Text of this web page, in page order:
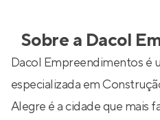
Sobre a Dacol
Dacol Empreendimentos é
especializada em
Alegre é a cidade que mais